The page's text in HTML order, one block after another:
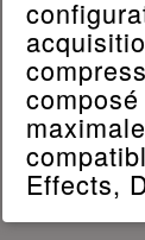
Effects,